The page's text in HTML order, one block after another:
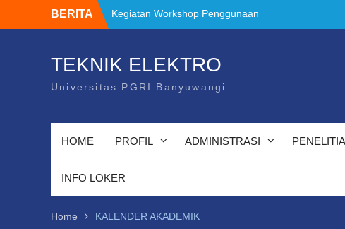
BERITA
Kegiatan Workshop
Alur Pendaftaran PKL
Tahun 2024
PANDUAN IMPLEMENTASI MERDEKA
BELAJAR –KAMPUS MERDEKA
Kegiatan Workshop Penggunaan
TEKNIK ELEKTRO
Universitas PGRI Banyuwangi
HOME PROFIL ADMINISTRASI
INFO LOKER
Home KALENDER AKADEMIK